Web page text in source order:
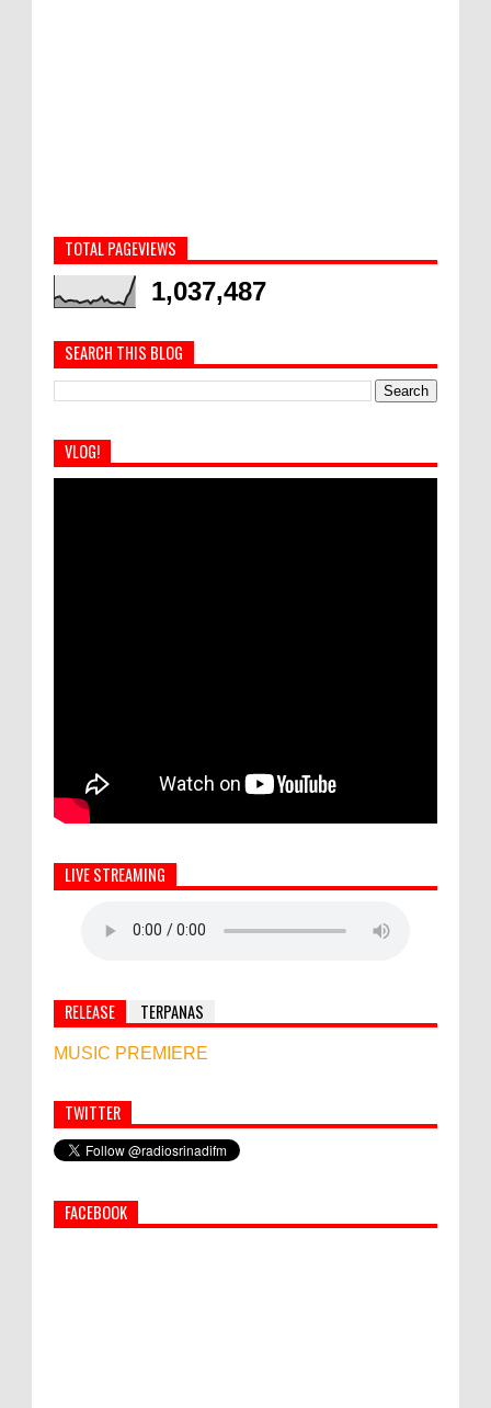
TOTAL PAGEVIEWS
1,037,487
SEARCH THIS BLOG
VLOG!
LIVE STREAMING
RELEASE TERPANAS
MUSIC PREMIERE
World Marketing Forum 2022:
Sustainability dan Kemanusiaan jadi Kunci
TWITTER
FACEBOOK